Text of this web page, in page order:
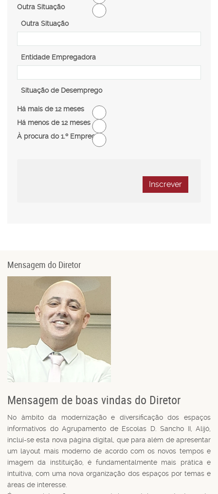
Outra Situação
Outra Situação
Entidade Empregadora
Situação de Desemprego
Há mais de 12 meses
Há menos de 12 meses
À procura do 1.º Emprego
Inscrever
Mensagem do Diretor
Mensagem de boas vindas do Diretor
No âmbito da modernização e diversificação dos espaços
informativos do Agrupamento de Escolas D. Sancho II, Alijó,
inclui-se esta nova página digital, que para além de apresentar
um layout mais moderno de acordo com os novos tempos e
imagem da instituição, é fundamentalmente mais prática e
intuitiva, com uma nova organização dos espaços por temas e
áreas de interesse.